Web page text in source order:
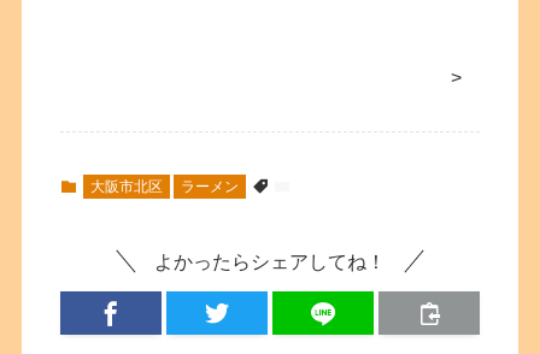
>
大阪市北区 ラーメン
よかったらシェアしてね！